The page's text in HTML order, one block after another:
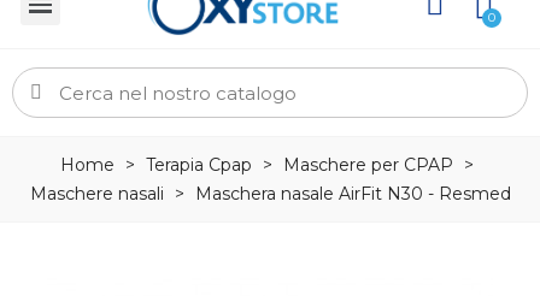
Home > Terapia Cpap > Maschere per CPAP
>
Maschere nasali
> Maschera nasale AirFit N30 - Resmed